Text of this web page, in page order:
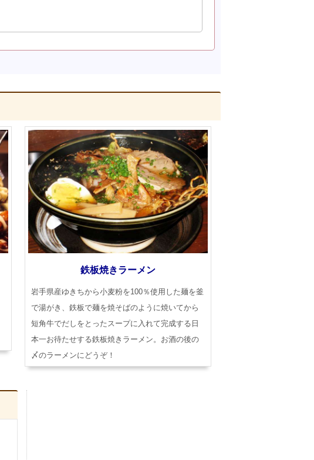
鉄板焼きラーメン
岩手県産ゆきちから小麦粉を100％使用した麺を釜
で湯がき、鉄板で麺を焼そばのように焼いてから
短角牛でだしをとったスープに入れて完成する日
本一お待たせする鉄板焼きラーメン。お酒の後の
〆のラーメンにどうぞ！